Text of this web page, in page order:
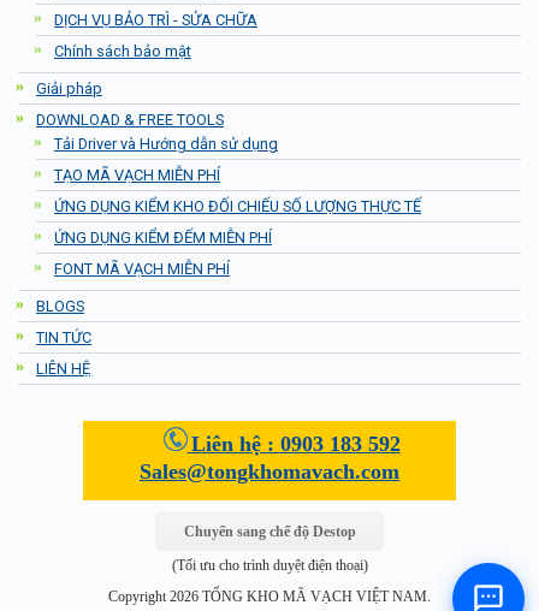
DỊCH VỤ BẢO TRÌ - SỬA CHỮA
Chính sách bảo mật
Giải pháp
DOWNLOAD & FREE TOOLS
Tải Driver và Hướng dẫn sử dụng
TẠO MÃ VẠCH MIỄN PHÍ
ỨNG DỤNG KIỂM KHO ĐỐI CHIẾU SỐ LƯỢNG THỰC TẾ
ỨNG DỤNG KIỂM ĐẾM MIỄN PHÍ
FONT MÃ VẠCH MIỄN PHÍ
BLOGS
TIN TỨC
LIÊN HỆ
Liên hệ : 0903 183 592
Sales@tongkhomavach.com
Chuyển sang chế độ Destop
(Tối ưu cho trình duyệt điện thoại)
Copyright 2026 TỔNG KHO MÃ VẠCH VIỆT NAM.